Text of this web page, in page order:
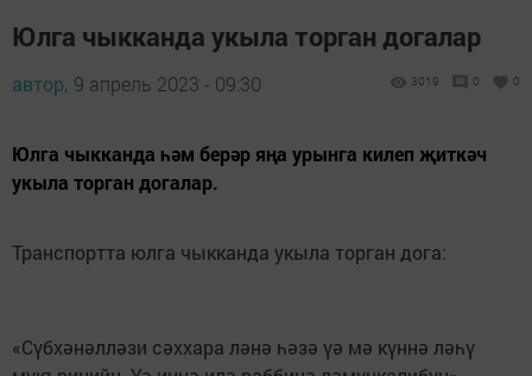
Юлга чыкканда укыла торган догалар
автор, 9 апрель 2023 - 09:30 3019 0 0
Юлга чыкканда һәм берәр яңа урынга килеп җиткәч
укыла торган догалар.
Транспортта юлга чыкканда укыла торган дога:
«Сүбхәнәлләзи сәххара ләнә һәзә үә мә күннә ләһү